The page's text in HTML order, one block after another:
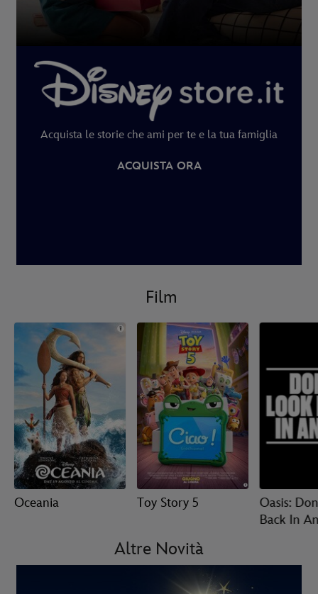
Acquista le storie che ami per te e la tua famiglia
ACQUISTA ORA
Film
Oceania Toy Story 5
Oasis:
Back In
Altre Novità